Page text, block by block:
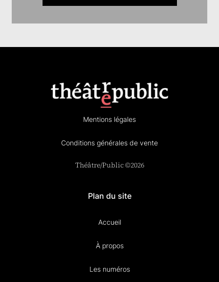
Mentions légales
Conditions générales de vente
Théâtre/Public ©2026
Plan du site
Accueil
À propos
Les numéros